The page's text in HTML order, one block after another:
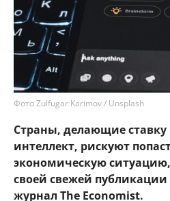
Фото Zulfugar Karimov / Unsplash
Страны, делающие ставку
интеллект, рискуют
экономическую
своей свежей
журнал The Economist.